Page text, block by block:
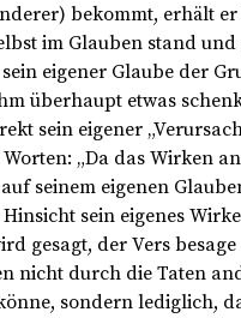
bekommt, erhält
im Glauben stand
eigener Glaube der
überhaupt etwas
sein eigener
„Da das Wirken
seinem eigenen
sein eigenes
gesagt, der Vers
nicht durch die Taten
sondern lediglich,